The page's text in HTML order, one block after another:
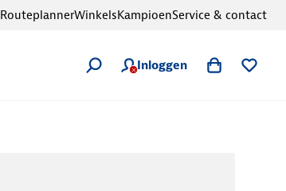
Inloggen
RouteplannerWinkelsKampioenService & contact